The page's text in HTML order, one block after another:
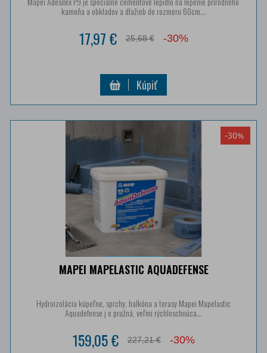
kameňa a obkladov a dlažieb do rozmeru 60cm...
17,97 € 25,68 € -30%
Kúpiť
MAPEI MAPELASTIC AQUADEFENSE
Hydroizolácia kúpeľne, sprchy, balkóna a terasy Mapei Mapelastic
Aquadefense j e pružná, veľmi rýchloschnúca...
159,05 € 227,21 € -30%
-30%